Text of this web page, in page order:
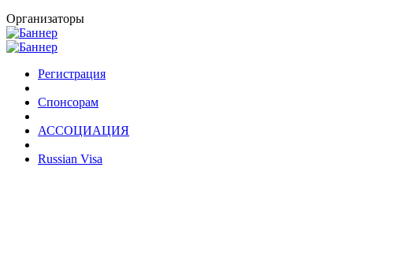
Организаторы
Регистрация
Спонсорам
АССОЦИАЦИЯ
Russian Visa